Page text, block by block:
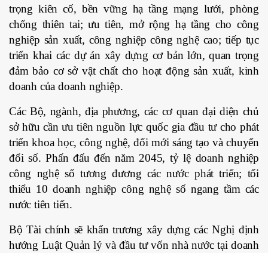
trọng kiên cố, bền vững hạ tầng mạng lưới, phòng
chống thiên tai; ưu tiên, mở rộng hạ tầng cho công
nghiệp sản xuất, công nghiệp công nghệ cao; tiếp tục
triển khai các dự án xây dựng cơ bản lớn, quan trọng
đảm bảo cơ sở vật chất cho hoạt động sản xuất, kinh
doanh của doanh nghiệp.
Các Bộ, ngành, địa phương, các cơ quan đại diện chủ
sở hữu cần ưu tiên nguồn lực quốc gia đầu tư cho phát
triển khoa học, công nghệ, đổi mới sáng tạo và chuyển
đổi số. Phấn đấu đến năm 2045, tỷ lệ doanh nghiệp
công nghệ số tương đương các nước phát triển; tối
thiểu 10 doanh nghiệp công nghệ số ngang tầm các
nước tiên tiến.
Bộ Tài chính sẽ khẩn trương xây dựng các Nghị định
hướng Luật Quản lý và đầu tư vốn nhà nước tại doanh